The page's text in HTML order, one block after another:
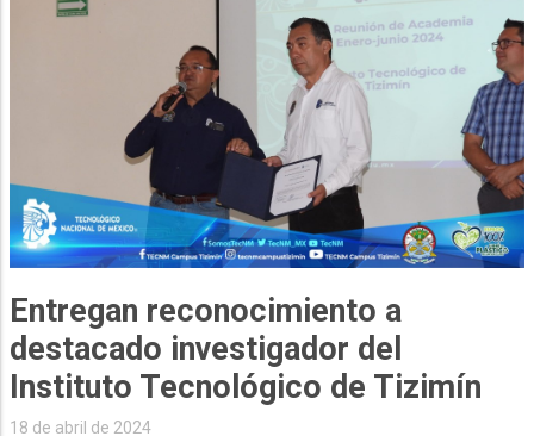
Entregan reconocimiento a
destacado investigador del
Instituto Tecnológico de Tizimín
18 de abril de 2024